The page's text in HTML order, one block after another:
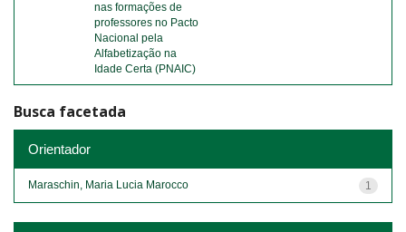
nas formações de
professores no Pacto
Nacional pela
Alfabetização na
Idade Certa (PNAIC)
Busca facetada
Orientador
1
Maraschin, Maria Lucia Marocco